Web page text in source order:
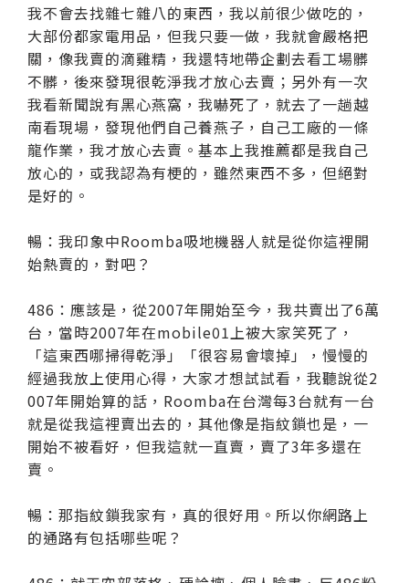
我不會去找雜七雜八的東西，我以前很少做吃的，
大部份都家電用品，但我只要一做，我就會嚴格把
關，像我賣的滴雞精，我還特地帶企劃去看工場髒
不髒，後來發現很乾淨我才放心去賣；另外有一次
我看新聞說有黑心燕窩，我嚇死了，就去了一趟越
南看現場，發現他們自己養燕子，自己工廠的一條
龍作業，我才放心去賣。基本上我推薦都是我自己
放心的，或我認為有梗的，雖然東西不多，但絕對
是好的。
暢：我印象中Roomba吸地機器人就是從你這裡開
始熱賣的，對吧？
486：應該是，從2007年開始至今，我共賣出了6萬
台，當時2007年在mobile01上被大家笑死了，
「這東西哪掃得乾淨」「很容易會壞掉」，慢慢的
經過我放上使用心得，大家才想試試看，我聽說從2
007年開始算的話，Roomba在台灣每3台就有一台
就是從我這裡賣出去的，其他像是指紋鎖也是，一
開始不被看好，但我這就一直賣，賣了3年多還在
賣。
暢：那指紋鎖我家有，真的很好用。所以你網路上
的通路有包括哪些呢？